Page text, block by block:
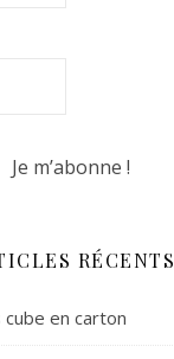
RÉCENTS
cube en carton